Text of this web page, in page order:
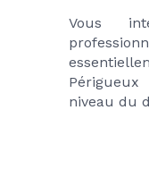
Vous
niveau du